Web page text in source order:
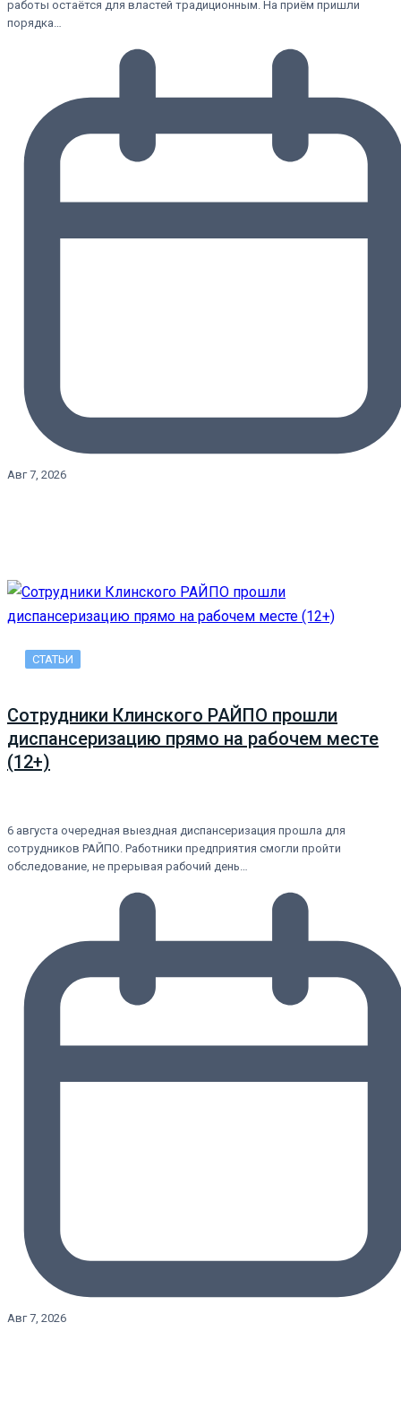
работы остаётся для властей традиционным. На приём пришли
порядка…
Авг 7, 2026
СТАТЬИ
Сотрудники Клинского РАЙПО прошли
диспансеризацию прямо на рабочем месте
(12+)
6 августа очередная выездная диспансеризация прошла для
сотрудников РАЙПО. Работники предприятия смогли пройти
обследование, не прерывая рабочий день…
Авг 7, 2026